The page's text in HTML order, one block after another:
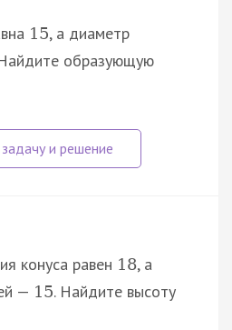
15, а диаметр
образующую
конуса равен 18, а
— 15. Найдите высоту